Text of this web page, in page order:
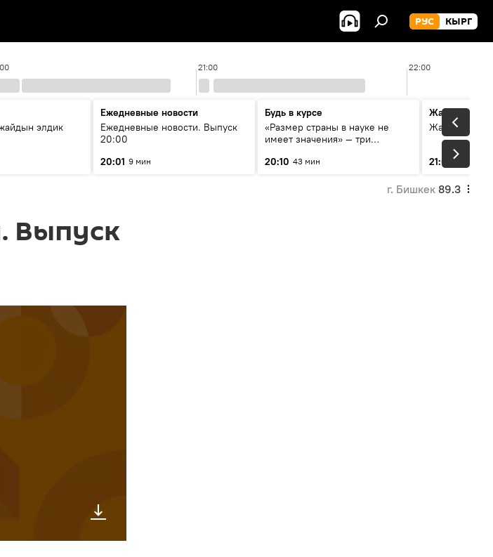
РУС КЫРГ
21:00 22:00
элдик
Ежедневные новости
Ежедневные новости. Выпуск
20:00
20:01 9 мин
Будь в курсе
«Размер страны в науке не
имеет значения» — три
России и Кыргызстана в
20:10 43 мин
Жаңылыктар
21:01 3 мин
г. Бишкек 89.3
Выпуск